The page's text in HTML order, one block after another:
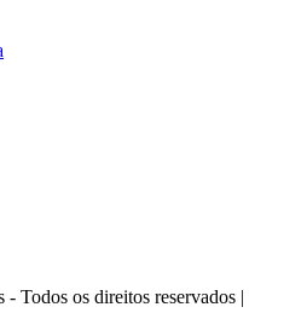
Todos os direitos reservados |